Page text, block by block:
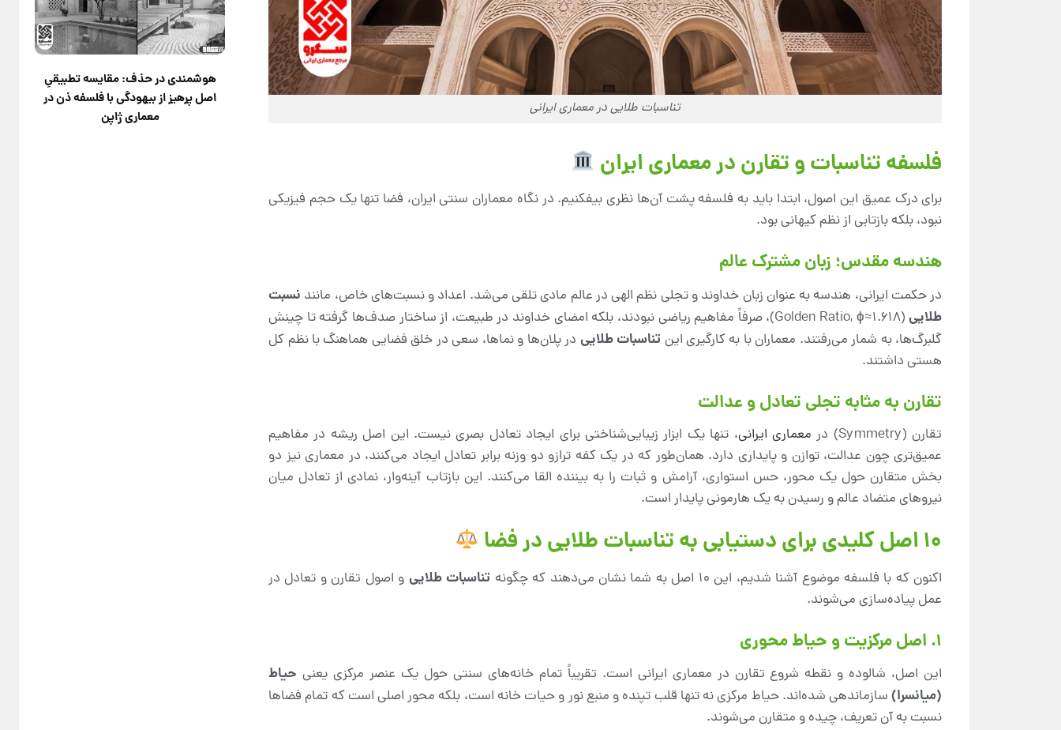
تناسبات طلایی در معماری ایرانی
فلسفه تناسبات و تقارن در معماری ایران
برای درک عمیق این اصول، ابتدا باید به فلسفه پشت آن‌ها نظری بیفکنیم. در نگاه معماران سنتی ایران، فضا تنها یک حجم فیزیکی
نبود، بلکه بازتابی از نظم کیهانی بود.
هندسه مقدس؛ زبان مشترک عالم
در حکمت ایرانی، هندسه به عنوان زبان خداوند و تجلی نظم الهی در عالم مادی تلقی می‌شد. اعداد و نسبت‌های خاص، مانند نسبت
طلایی
(Golden Ratio, ϕ≈1.618)، صرفاً مفاهیم ریاضی نبودند، بلکه امضای خداوند در طبیعت، از ساختار صدف‌ها گرفته تا چینش
گلبرگ‌ها، به شمار می‌رفتند. معماران با به کارگیری این تناسبات طلایی در پلان‌ها و نماها، سعی در خلق فضایی هماهنگ با نظم کل
هستی داشتند.
تقارن به مثابه تجلی تعادل و عدالت
تقارن (Symmetry) در معماری ایرانی، تنها یک ابزار زیبایی‌شناختی برای ایجاد تعادل بصری نیست. این اصل ریشه در مفاهیم
عمیق‌تری چون عدالت، توازن و پایداری دارد. همان‌طور که در یک کفه ترازو دو وزنه برابر تعادل ایجاد می‌کنند، در معماری نیز دو
بخش متقارن حول یک محور، حس استواری، آرامش و ثبات را به بیننده القا می‌کنند. این بازتاب آینه‌وار، نمادی از تعادل میان
نیروهای متضاد عالم و رسیدن به یک هارمونی پایدار است.
10 اصل کلیدی برای دستیابی به تناسبات طلایی در فضا
اکنون که با فلسفه موضوع آشنا شدیم، این 10 اصل به شما نشان می‌دهند که چگونه تناسبات طلایی و اصول تقارن و تعادل در
عمل پیاده‌سازی می‌شوند.
1. اصل مرکزیت و حیاط محوری
این اصل، شالوده و نقطه شروع تقارن در معماری ایرانی است. تقریباً تمام خانه‌های سنتی حول یک عنصر مرکزی یعنی حیاط
(میانسرا) سازماندهی شده‌اند. حیاط مرکزی نه تنها قلب تپنده و منبع نور و حیات خانه است، بلکه محور اصلی است که تمام فضاها
نسبت به آن تعریف، چیده و متقارن می‌شوند.
هوشمندی در حذف: مقایسه تطبیقیِ
اصل پرهیز از بیهودگی با فلسفه ذن در
معماری ژاپن